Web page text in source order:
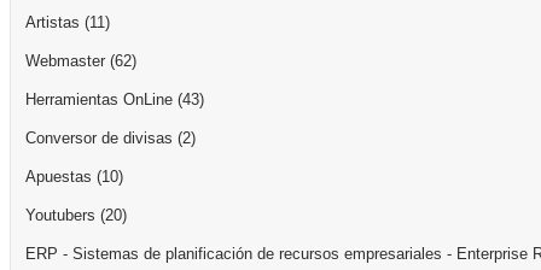
Artistas (11)
Webmaster (62)
Herramientas OnLine (43)
Conversor de divisas (2)
Apuestas (10)
Youtubers (20)
ERP - Sistemas de planificación de recursos empresariales - Enterprise